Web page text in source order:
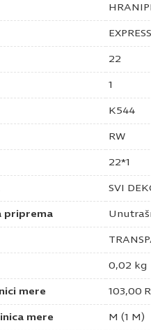
EXPRESS
22
1
K544
RW
22*1
SVI
priprema
0,02 kg
mere 103,00
mere M (1 M)